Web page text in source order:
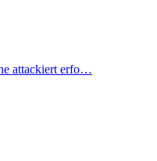
attackiert erfo…